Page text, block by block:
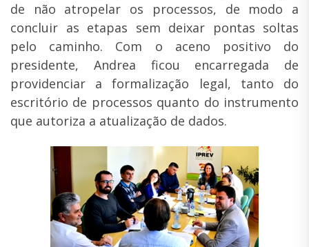
de não atropelar os processos, de modo a
concluir as etapas sem deixar pontas soltas
pelo caminho. Com o aceno positivo do
presidente, Andrea ficou encarregada de
providenciar a formalização legal, tanto do
escritório de processos quanto do instrumento
que autoriza a atualização de dados.